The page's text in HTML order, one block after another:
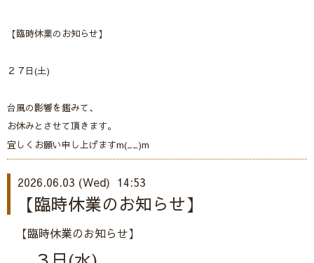
【臨時休業のお知らせ】
２７日(土)
台風の影響を鑑みて、
お休みとさせて頂きます。
宜しくお願い申し上げますm(__)m
2026.06.03 (Wed) 14:53
【臨時休業のお知らせ】
【臨時休業のお知らせ】